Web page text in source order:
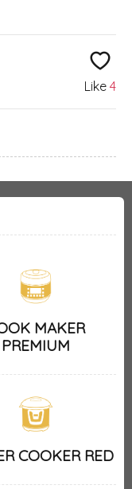
Like 4
MAKER
PREMIUM
COOKER RED